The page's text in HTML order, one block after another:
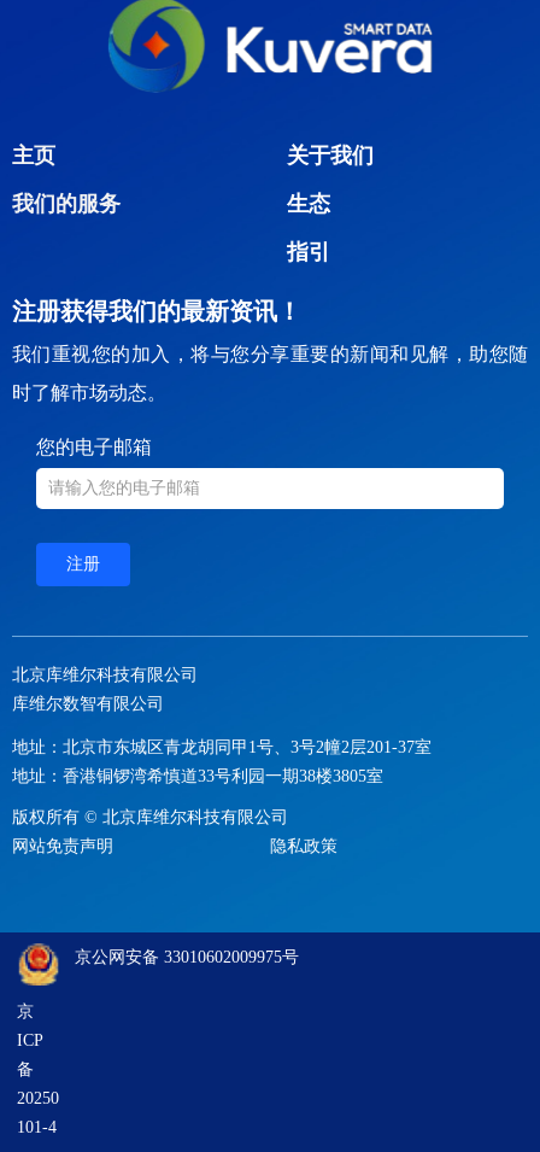
京公网安备 33010602009975号
京
ICP
备
20250
101-4
您的电子邮箱
注册
注册获得我们的最新资讯！
我们重视您的加入，将与您分享重要的新闻和见解，助您随
时了解市场动态。
主页
我们的服务
关于我们
生态
指引
版权所有 © 北京库维尔科技有限公司
网站免责声明
隐私政策
北京库维尔科技有限公司
库维尔数智有限公司
地址：北京市东城区青龙胡同甲1号、3号2幢2层201-37室
地址：香港铜锣湾希慎道33号利园一期38楼3805室